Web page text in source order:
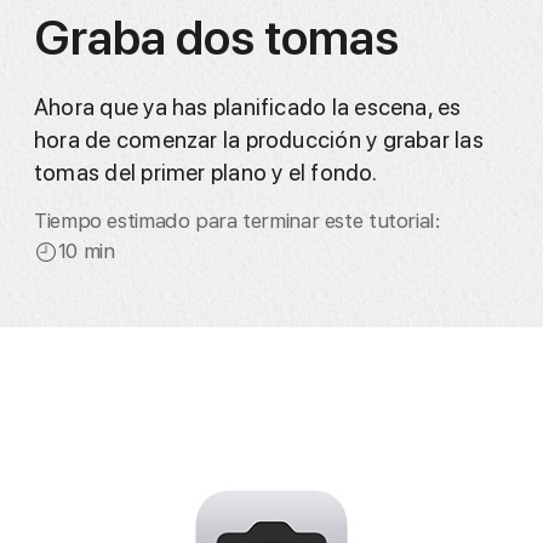
Graba dos tomas
Ahora que ya has planificado la escena, es
hora de comenzar la producción y grabar las
tomas del primer plano y el fondo.
Tiempo estimado para terminar este tutorial:
10 min